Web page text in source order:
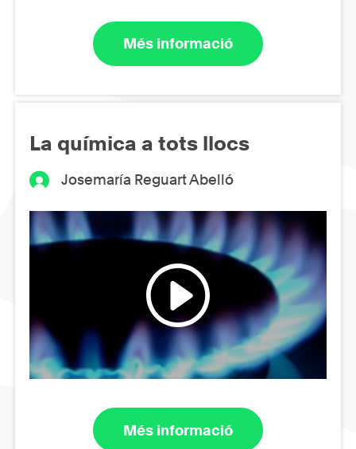
Més informació
La química a tots llocs
Josemaría Reguart Abelló
Més informació